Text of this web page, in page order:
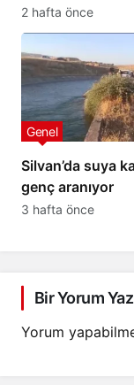
İlişkin Açıklama
2 hafta önce
Silvan’da suya
genç aranıyor
Genel
3 hafta önce
Bir Yorum Yaz
Yorum